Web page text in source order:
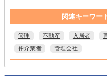
関連キーワー
管理 不動産 入居者
仲介業者
管理会社